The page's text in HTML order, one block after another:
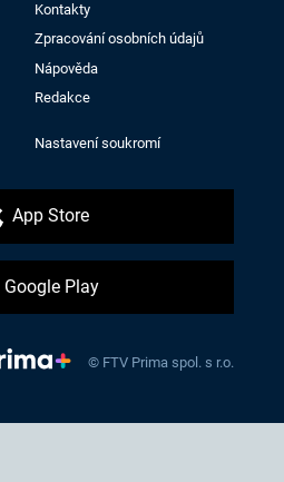
Kontakty
Zpracování osobních údajů
Nápověda
Redakce
Nastavení soukromí
App Store
Google Play
© FTV Prima spol. s r.o.